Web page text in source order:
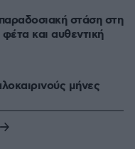
στάση στη
και αυθεντική
μήνες